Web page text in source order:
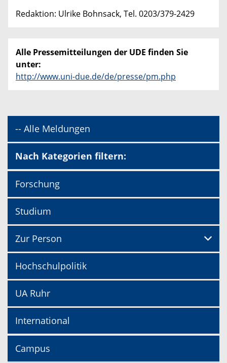
Redaktion: Ulrike Bohnsack, Tel. 0203/379-2429
Alle Pressemitteilungen der UDE finden Sie
unter:
http://www.uni-due.de/de/presse/pm.php
-- Alle Meldungen
Nach Kategorien filtern:
Forschung
Studium
Zur Person
Hochschulpolitik
UA Ruhr
International
Campus